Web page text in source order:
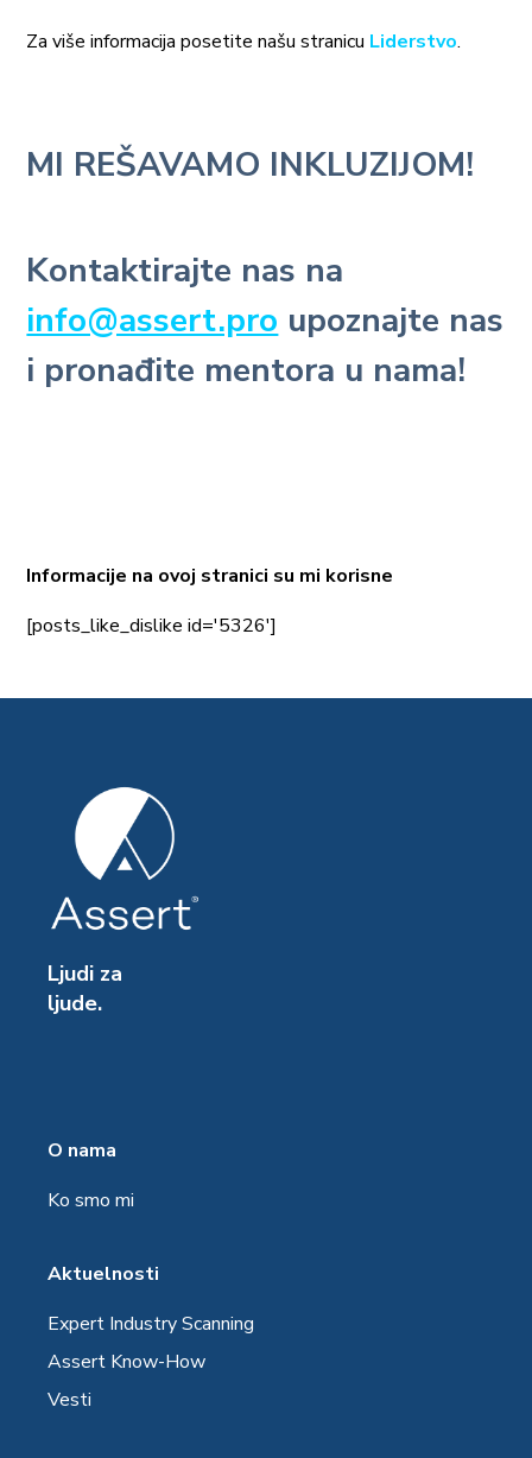
Za više informacija posetite našu stranicu Liderstvo.
MI REŠAVAMO INKLUZIJOM!
Kontaktirajte nas na
info@assert.pro upoznajte nas
i pronađite mentora u nama!
Informacije na ovoj stranici su mi korisne
[posts_like_dislike id='5326']
Ljudi za
ljude.
O nama
Ko smo mi
Aktuelnosti
Expert Industry Scanning
Assert Know-How
Vesti